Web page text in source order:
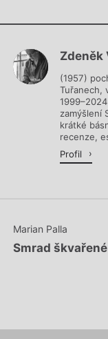
Zdeněk
(1957)
Tuřanech,
zamýšlení
krátké
recenze,
Profil
Marian Palla
Smrad